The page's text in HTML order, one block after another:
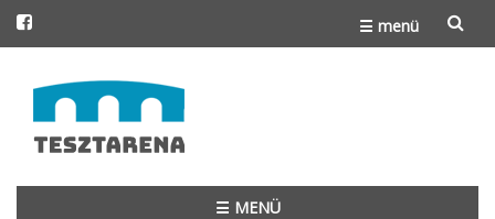
☰ menü
to
content
☰ MENÜ